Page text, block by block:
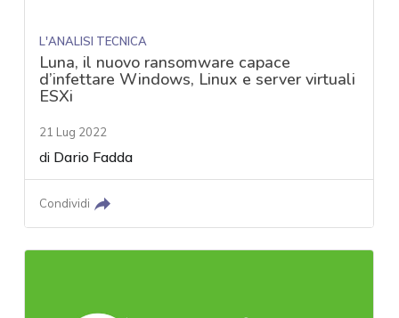
L'ANALISI TECNICA
Luna, il nuovo ransomware capace
d’infettare Windows, Linux e server virtuali
ESXi
21 Lug 2022
di Dario Fadda
Condividi